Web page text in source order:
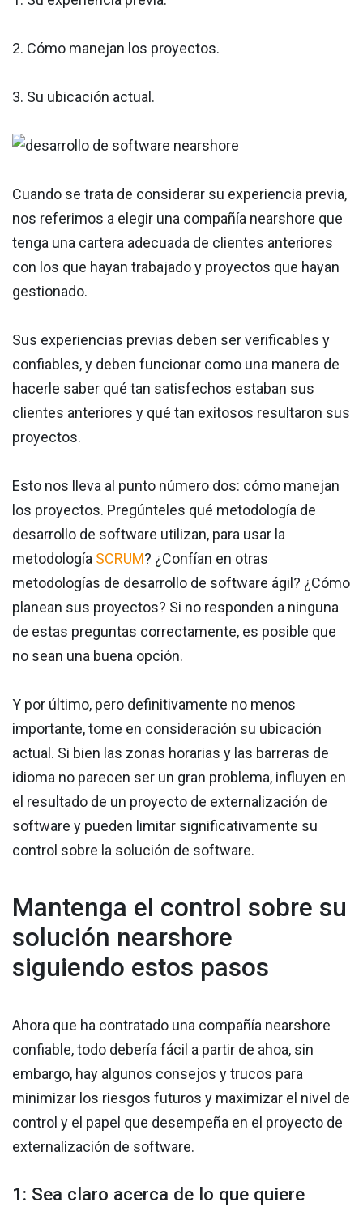
2. Cómo manejan los proyectos.
3. Su ubicación actual.
Cuando se trata de considerar su experiencia previa,
nos referimos a elegir una compañía nearshore que
tenga una cartera adecuada de clientes anteriores
con los que hayan trabajado y proyectos que hayan
gestionado.
Sus experiencias previas deben ser verificables y
confiables, y deben funcionar como una manera de
hacerle saber qué tan satisfechos estaban sus
clientes anteriores y qué tan exitosos resultaron sus
proyectos.
Esto nos lleva al punto número dos: cómo manejan
los proyectos. Pregúnteles qué metodología de
desarrollo de software utilizan, para usar la
metodología SCRUM? ¿Confían en otras
metodologías de desarrollo de software ágil? ¿Cómo
planean sus proyectos? Si no responden a ninguna
de estas preguntas correctamente, es posible que
no sean una buena opción.
Y por último, pero definitivamente no menos
importante, tome en consideración su ubicación
actual. Si bien las zonas horarias y las barreras de
idioma no parecen ser un gran problema, influyen en
el resultado de un proyecto de externalización de
software y pueden limitar significativamente su
control sobre la solución de software.
Mantenga el control sobre su
solución nearshore
siguiendo estos pasos
Ahora que ha contratado una compañía nearshore
confiable, todo debería fácil a partir de ahoa, sin
embargo, hay algunos consejos y trucos para
minimizar los riesgos futuros y maximizar el nivel de
control y el papel que desempeña en el proyecto de
externalización de software.
1: Sea claro acerca de lo que quiere